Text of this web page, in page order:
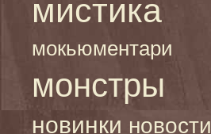
мистика
мокьюментари
монстры
новинки новости